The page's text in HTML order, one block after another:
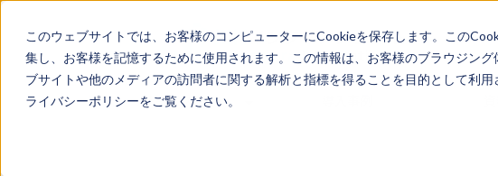
このウェブサイトでは、お客様のコンピューターにCookieを保存します。この
集し、お客様を記憶するために使用されます。この情報は、お客様のブラウジン
ブサイトや他のメディアの訪問者に関する解析と指標を得ることを目的として利
ライバシーポリシーをご覧ください。
サービス